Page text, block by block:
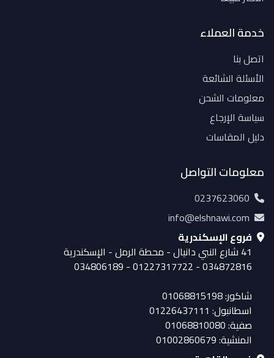
خدمة العملاء
اتصل بنا
الأسئلة الشائعة
معلومات الشحن
سياسة الإرجاع
دليل المقاسات
معلومات التواصل
0237623060
info@elshnawi.com
فروع الإسكندرية
41 شارع النبي دانيال - محطة الرمل - الإسكندرية
034872816 - 01227317722 - 034806189
شاكور: 01068815198
اسطانبول: 01226437111
صفية: 01068810080
المنشية: 01002860679